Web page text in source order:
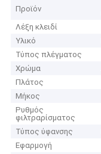
Προϊόν
Λέξη κλειδί
Υλικό
Τύπος πλέγματος
Χρώμα
Πλάτος
Μήκος
Ρυθμός
φιλτραρίσματος
Τύπος ύφανσης
Εφαρμογή